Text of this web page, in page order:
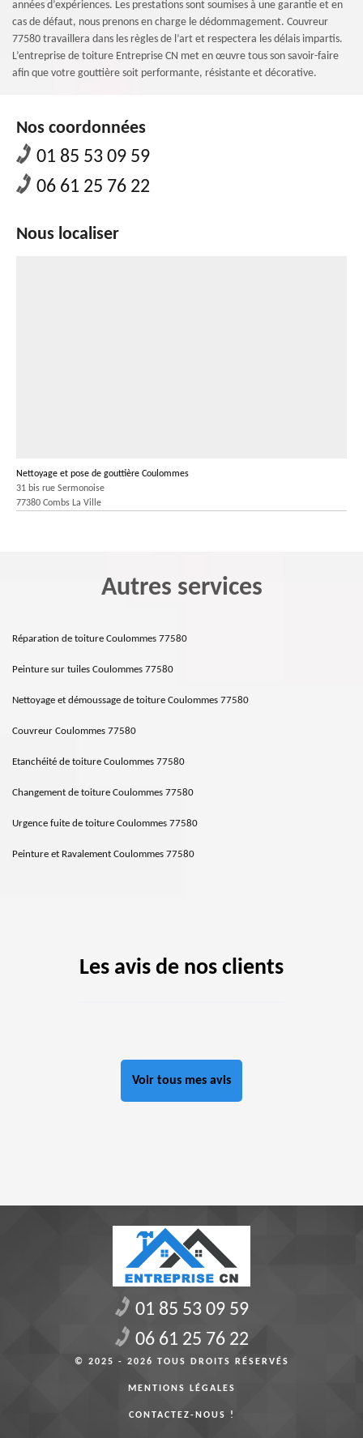
années d’expériences. Les prestations sont soumises à une garantie et en
cas de défaut, nous prenons en charge le dédommagement. Couvreur
77580 travaillera dans les règles de l’art et respectera les délais impartis.
L’entreprise de toiture Entreprise CN met en œuvre tous son savoir-faire
afin que votre gouttière soit performante, résistante et décorative.
Nos coordonnées
01 85 53 09 59
06 61 25 76 22
Nous localiser
Nettoyage et pose de gouttière Coulommes
31 bis rue Sermonoise
77380 Combs La Ville
Autres services
Réparation de toiture Coulommes 77580
Peinture sur tuiles Coulommes 77580
Nettoyage et démoussage de toiture Coulommes 77580
Couvreur Coulommes 77580
Etanchéité de toiture Coulommes 77580
Changement de toiture Coulommes 77580
Urgence fuite de toiture Coulommes 77580
Peinture et Ravalement Coulommes 77580
Les avis de nos clients
Voir tous mes avis
01 85 53 09 59
06 61 25 76 22
© 2025 - 2026 TOUS DROITS RÉSERVÉS
MENTIONS LÉGALES
CONTACTEZ-NOUS !